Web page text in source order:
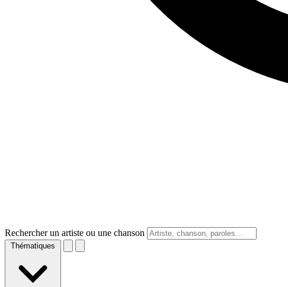
Rechercher un artiste ou une chanson
Thématiques